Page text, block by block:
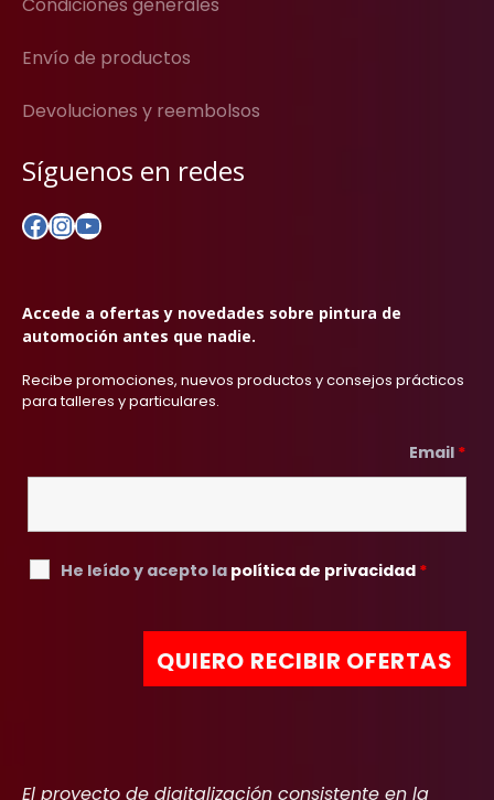
Envío de productos
Devoluciones y reembolsos
Síguenos en redes
Facebook
Instagram
YouTube
Accede a ofertas y novedades sobre pintura de
automoción antes que nadie.
Recibe promociones, nuevos productos y consejos prácticos
para talleres y particulares.
Email *
He leído y acepto la política de privacidad *
El proyecto de digitalización consistente en la